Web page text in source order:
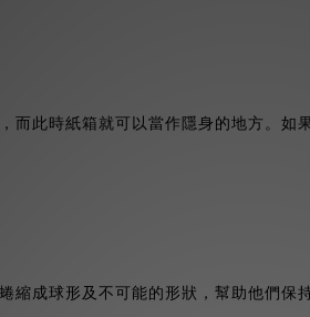
此時紙箱就可以當作隱身的地方。如
成球形及不可能的形狀，幫助他們保